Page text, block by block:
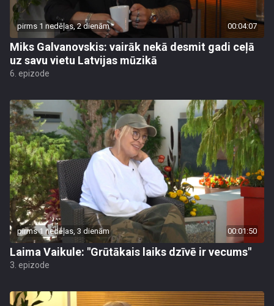
pirms 1 nedēļas, 2 dienām 00:04:07
Miks Galvanovskis: vairāk nekā desmit gadi ceļā
uz savu vietu Latvijas mūzikā
6. epizode
pirms 1 nedēļas, 3 dienām 00:01:50
Laima Vaikule: "Grūtākais laiks dzīvē ir vecums"
3. epizode